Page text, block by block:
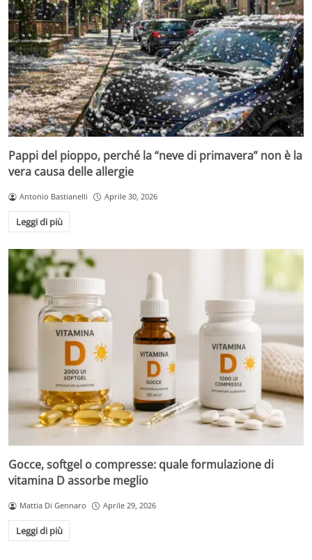
Pappi del pioppo, perché la “neve di primavera” non è la
vera causa delle allergie
Antonio Bastianelli Aprile 30, 2026
Leggi di più
Gocce, softgel o compresse: quale formulazione di
vitamina D assorbe meglio
Mattia Di Gennaro Aprile 29, 2026
Leggi di più